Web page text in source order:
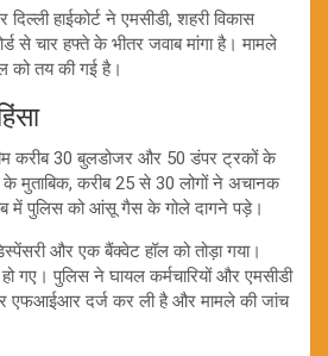
हाईकोर्ट ने एमसीडी, शहरी विकास
से चार हफ्ते के भीतर जवाब मांगा है। मामले
को तय की गई है।
करीब 30 बुलडोजर और 50 डंपर ट्रकों के
मुताबिक, करीब 25 से 30 लोगों ने अचानक
में पुलिस को आंसू गैस के गोले दागने पड़े।
और एक बैंक्वेट हॉल को तोड़ा गया।
गए। पुलिस ने घायल कर्मचारियों और एमसीडी
एफआईआर दर्ज कर ली है और मामले की जांच